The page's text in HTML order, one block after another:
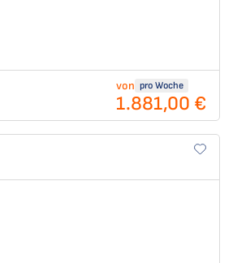
von pro Woche
1.881,00 €